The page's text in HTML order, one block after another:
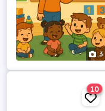
3
10